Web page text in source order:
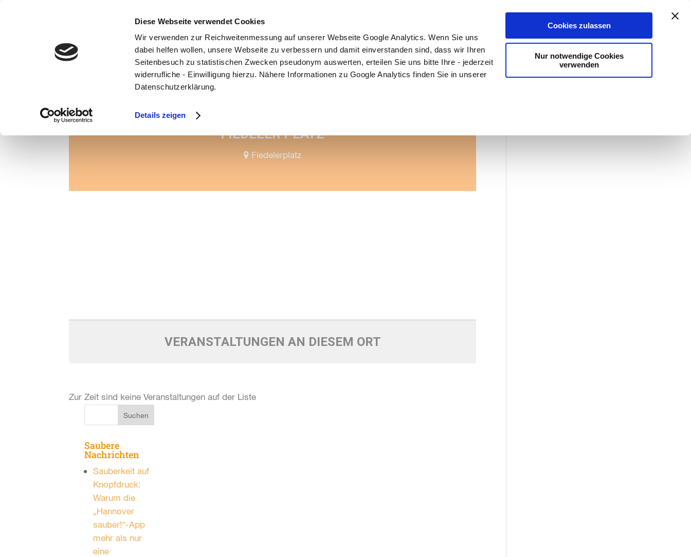
Diese Webseite verwendet Cookies
Wir verwenden zur Reichweitenmessung auf unserer Webseite Google Analytics. Wenn Sie uns
dabei helfen wollen, unsere Webseite zu verbessern und damit einverstanden sind, dass wir Ihren
Seitenbesuch zu statistischen Zwecken pseudonym auswerten, erteilen Sie uns bitte Ihre - jederzeit
widerrufliche - Einwilligung hierzu. Nähere Informationen zu Google Analytics finden Sie in unserer
Datenschutzerklärung.
Details zeigen
Cookies zulassen
Nur notwendige Cookies
verwenden
Mitmachen #kannweg Stadtreinigung
Veranstaltungen an diesem Ort
FIEDELER PLATZ
Fiedelerplatz
VERANSTALTUNGEN AN DIESEM ORT
Zur Zeit sind keine Veranstaltungen auf der Liste
Saubere
Nachrichten
Sauberkeit auf
Knopfdruck:
Warum die
„Hannover
sauber!“-App
mehr als nur
eine